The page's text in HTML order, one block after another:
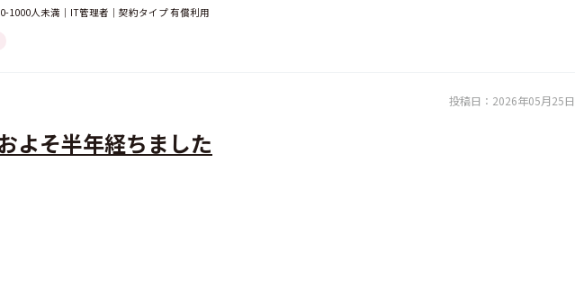
1000人未満｜IT管理者｜契約タイプ 有償利用
投稿日： 2026年05月25日
よそ半年経ちました